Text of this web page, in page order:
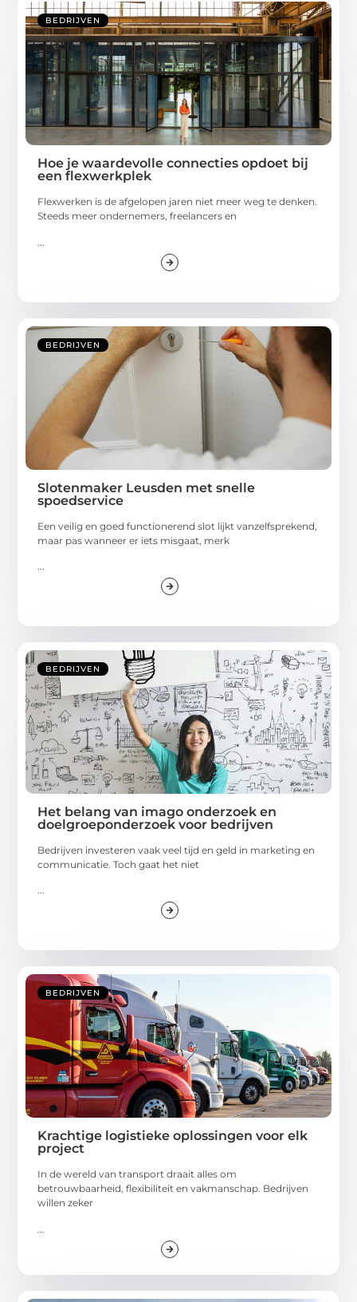
BEDRIJVEN
Hoe je waardevolle connecties opdoet bij
een flexwerkplek
Flexwerken is de afgelopen jaren niet meer weg te denken.
Steeds meer ondernemers, freelancers en
BEDRIJVEN
Slotenmaker Leusden met snelle
spoedservice
Een veilig en goed functionerend slot lijkt vanzelfsprekend,
maar pas wanneer er iets misgaat, merk
...
BEDRIJVEN
Het belang van imago onderzoek en
doelgroeponderzoek voor bedrijven
Bedrijven investeren vaak veel tijd en geld in marketing en
communicatie. Toch gaat het niet
...
BEDRIJVEN
Krachtige logistieke oplossingen voor elk
project
In de wereld van transport draait alles om
betrouwbaarheid, flexibiliteit en vakmanschap. Bedrijven
willen zeker